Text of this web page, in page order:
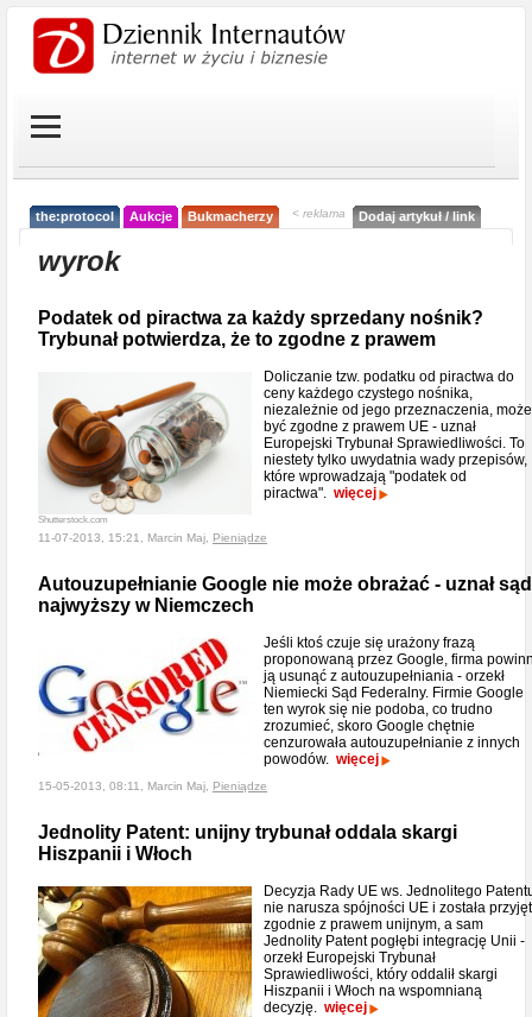
the:protocol Aukcje Bukmacherzy < reklama Dodaj artykuł / link
wyrok
Podatek od piractwa za każdy sprzedany nośnik?
Trybunał potwierdza, że to zgodne z prawem
Shutterstock.com
Doliczanie tzw. podatku od piractwa do
ceny każdego czystego nośnika,
niezależnie od jego przeznaczenia, może
być zgodne z prawem UE - uznał
Europejski Trybunał Sprawiedliwości. To
niestety tylko uwydatnia wady przepisów,
które wprowadzają "podatek od
piractwa". więcej
11-07-2013, 15:21, Marcin Maj, Pieniądze
Autouzupełnianie Google nie może obrażać - uznał sąd
najwyższy w Niemczech
Jeśli ktoś czuje się urażony frazą
proponowaną przez Google, firma
ją usunąć z autouzupełniania - orzekł
Niemiecki Sąd Federalny. Firmie Google
ten wyrok się nie podoba, co trudno
zrozumieć, skoro Google chętnie
cenzurowała autouzupełnianie z innych
powodów. więcej
15-05-2013, 08:11, Marcin Maj, Pieniądze
Jednolity Patent: unijny trybunał oddala skargi
Hiszpanii i Włoch
Decyzja Rady UE ws. Jednolitego
nie narusza spójności UE i została
zgodnie z prawem unijnym, a sam
Jednolity Patent pogłębi integrację Unii -
orzekł Europejski Trybunał
Sprawiedliwości, który oddalił skargi
Hiszpanii i Włoch na wspomnianą
decyzję. więcej